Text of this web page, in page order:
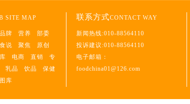
SITE MAP
品牌 营养
部委
食说 聚焦
原创
电商 直销
专
乳品 饮品
保健
库
联系方式CONTACT WAY
新闻热线:010-88564110
投诉建议:010-88564110
电子邮箱：
foodchina01@126.com